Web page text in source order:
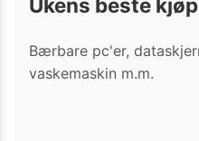
Bærbare pc'er,
vaskemaskin m.m.